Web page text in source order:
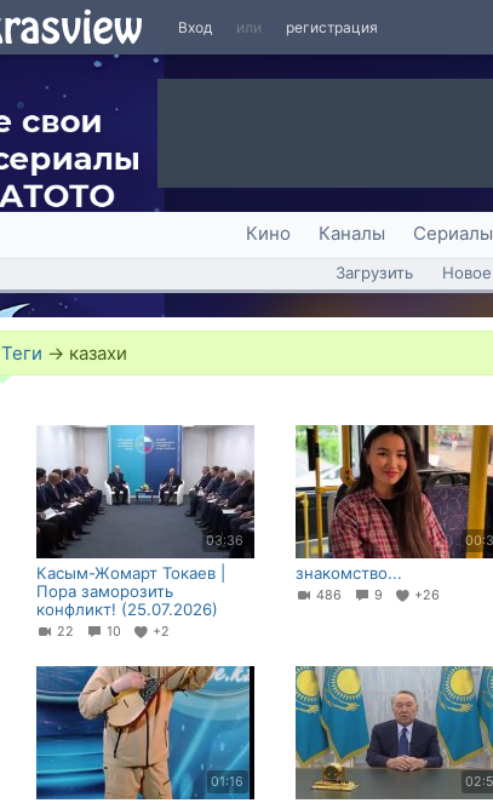
Вход или регистрация
Кино Каналы Сериалы
Загрузить Новое
Теги → казахи
03:36
Касым-Жомарт Токаев |
Пора заморозить
конфликт! (25.07.2026)
22 10 +2
знакомство...
486 9 +26
01:16